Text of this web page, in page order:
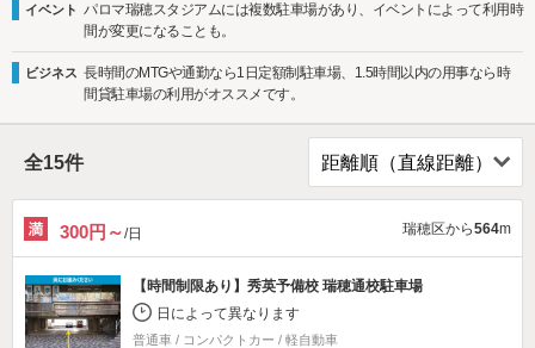
イベント パロマ瑞穂スタジアムには複数駐車場があり、イベントによって利用時
間が変更になることも。
ビジネス 長時間のMTGや通勤なら1日定額制駐車場、1.5時間以内の用事なら時
間貸駐車場の利用がオススメです。
全15件
300円～/日 瑞穂区から564m
【時間制限あり】 秀英予備校 瑞穂通校駐車場
日によって異なります
普通車 / コンパクトカー / 軽自動車